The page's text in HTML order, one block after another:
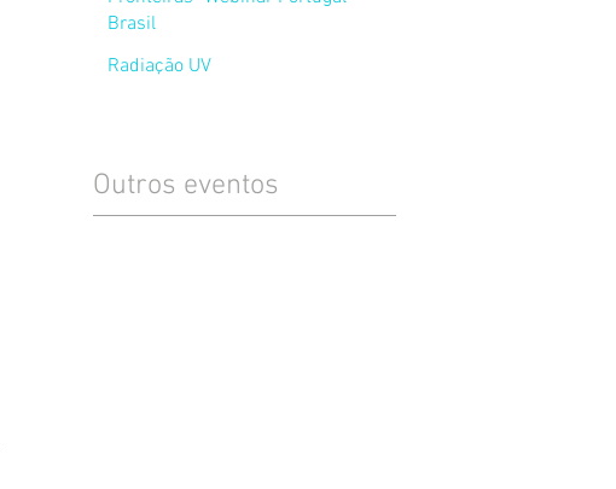
Brasil
Radiação UV
Outros eventos